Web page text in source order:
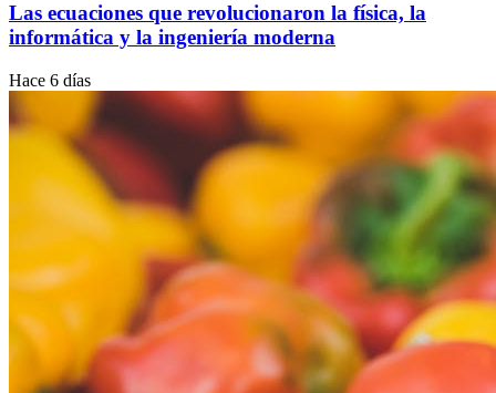
Las ecuaciones que revolucionaron la física, la
informática y la ingeniería moderna
Hace 6 días